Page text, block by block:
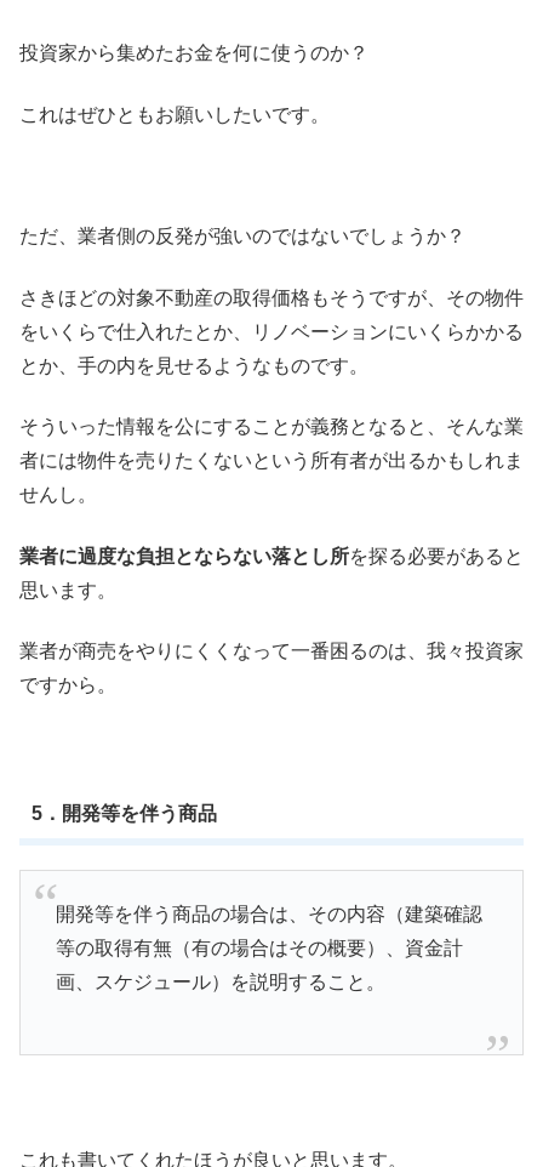
投資家から集めたお金を何に使うのか？
これはぜひともお願いしたいです。
ただ、業者側の反発が強いのではないでしょうか？
さきほどの対象不動産の取得価格もそうですが、その物件
をいくらで仕入れたとか、リノベーションにいくらかかる
とか、手の内を見せるようなものです。
そういった情報を公にすることが義務となると、そんな業
者には物件を売りたくないという所有者が出るかもしれま
せんし。
業者に過度な負担とならない落とし所を探る必要があると
思います。
業者が商売をやりにくくなって一番困るのは、我々投資家
ですから。
5．開発等を伴う商品
開発等を伴う商品の場合は、その内容（建築確認
等の取得有無（有の場合はその概要）、資金計
画、スケジュール）を説明すること。
これも書いてくれたほうが良いと思います。